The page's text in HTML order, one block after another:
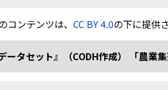
コンテンツは、 CC BY 4.0の下に提供
ータセット』（CODH作成） 「農